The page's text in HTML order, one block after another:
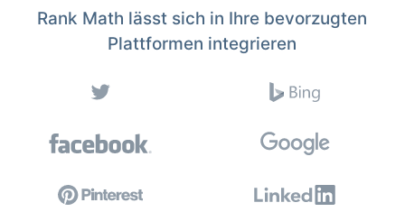
Rank Math lässt sich in Ihre bevorzugten
Plattformen integrieren